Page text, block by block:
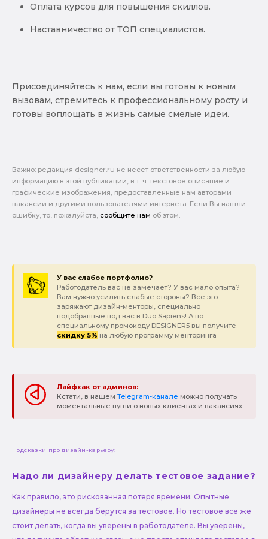
Оплата курсов для повышения скиллов.
Наставничество от ТОП специалистов.
Присоединяйтесь к нам, если вы готовы к новым
вызовам, стремитесь к профессиональному росту и
готовы воплощать в жизнь самые смелые идеи.
Важно: pедакция designer.ru не несет ответственности за любую
информацию в этой публикации, в т. ч. текстовое описание и
графические изображения, предоставленные нам авторами
вакансии и другими пользователями интернета. Если Вы нашли
ошибку, то, пожалуйста, сообщите нам об этом.
У вас слабое портфолио?
Работодатель вас не замечает? У вас мало опыта?
Вам нужно усилить слабые стороны? Все это
заряжают дизайн-менторы, специально
подобранные под вас в Duo Sapiens! А по
специальному промокоду DESIGNER5 вы получите
скидку 5% на любую программу менторинга
Лайфхак от админов:
Кстати, в нашем Telegram-канале можно получать
моментальные пуши о новых клиентах и вакансиях
Подсказки про дизайн-карьеру:
Надо ли дизайнеру делать тестовое задание?
Как правило, это рискованная потеря времени. Опытные
дизайнеры не всегда берутся за тестовое. Но тестовое все же
стоит делать, когда вы уверены в работодателе. Вы уверены,